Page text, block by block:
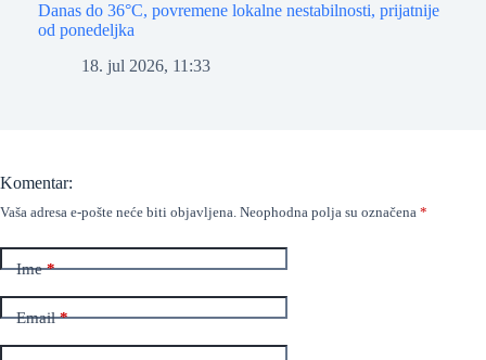
Danas do 36°C, povremene lokalne nestabilnosti, prijatnije
od ponedeljka
18. jul 2026, 11:33
Komentar:
Vaša adresa e-pošte neće biti objavljena. Neophodna polja su označena *
Ime*
Email*